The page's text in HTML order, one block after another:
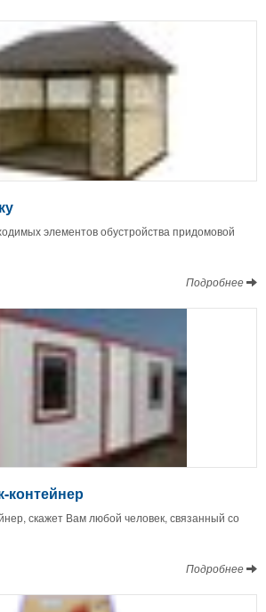
элементов обустройства придомовой
Подробнее
контейнер
скажет Вам любой человек, связанный со
Подробнее